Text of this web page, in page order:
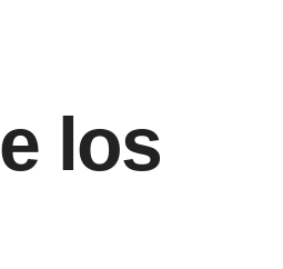
los